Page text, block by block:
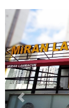
Previous